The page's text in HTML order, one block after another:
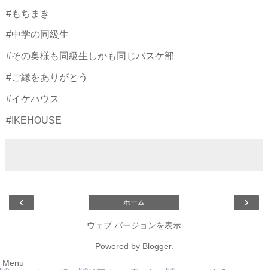
#もちまき
#中学の同級生
#その奥様も同級生しかも同じバスケ部
#ご縁をありがとう
#イケハウス
#IKEHOUSE
‹ ›
ホーム
ウェブ バージョンを表示
Powered by Blogger.
Menu